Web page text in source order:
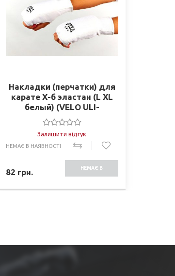
Накладки (перчатки) для
карате Х-б эластан (L XL
белый) (VELO ULI-
10018(A))
Залишити відгук
НЕМАЄ В НАЯВНОСТІ
82 грн. НЕМАЄ В